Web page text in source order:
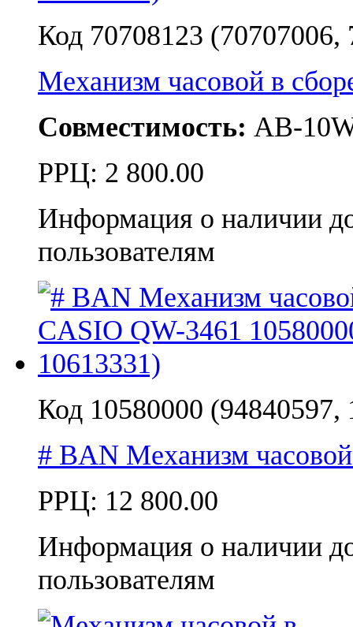
Код 70708123 (70707006,
Механизм часовой в
Совместимость: AB-
РРЦ: 2 800.00
Информация о наличии
пользователям
Код 10580000 (94840597,
# BAN Механизм
РРЦ: 12 800.00
Информация о наличии
пользователям